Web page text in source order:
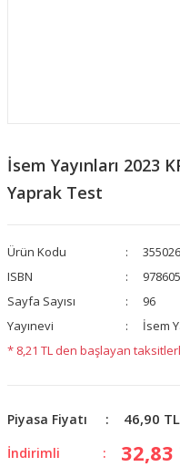
İsem Yayınları 2023
Yaprak Test
Ürün Kodu
355026
ISBN
Sayfa Sayısı
96
Yayınevi
İsem
* 8,21 TL den başlayan
Piyasa Fiyatı 46,90 TL
İndirimli 32,83